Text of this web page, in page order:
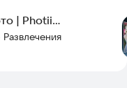
| Photii
Развлечения